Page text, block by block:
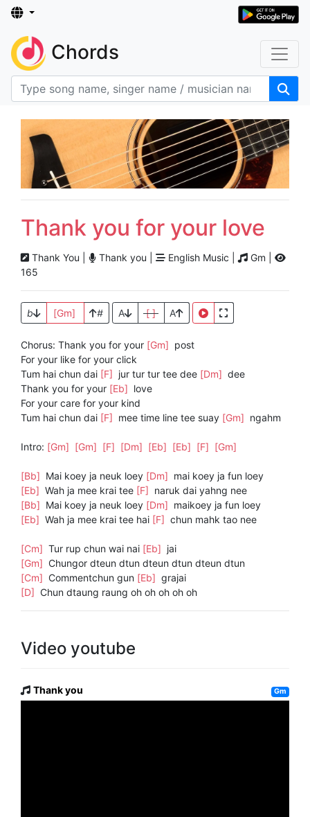
Chords
Thank you for your love
Thank You | Thank you | English Music |
Gm |
165
b [Gm] # A [ ] A
Chorus: Thank you for your [Gm] post
For your like for your click
Tum hai chun dai [F] jur tur tur tee dee [Dm] dee
Thank you for your [Eb] love
For your care for your kind
Tum hai chun dai [F] mee time line tee suay [Gm] ngahm
Intro: [Gm] [Gm] [F] [Dm] [Eb] [Eb] [F] [Gm]
[Bb] Mai koey ja neuk loey [Dm] mai koey ja fun loey
[Eb] Wah ja mee krai tee [F] naruk dai yahng nee
[Bb] Mai koey ja neuk loey [Dm] maikoey ja fun loey
[Eb] Wah ja mee krai tee hai [F] chun mahk tao nee
[Cm] Tur rup chun wai nai [Eb] jai
[Gm] Chungor dteun dtun dteun dtun dteun dtun
[Cm] Commentchun gun [Eb] grajai
[D] Chun dtaung raung oh oh oh oh oh
Video youtube
Thank you Gm